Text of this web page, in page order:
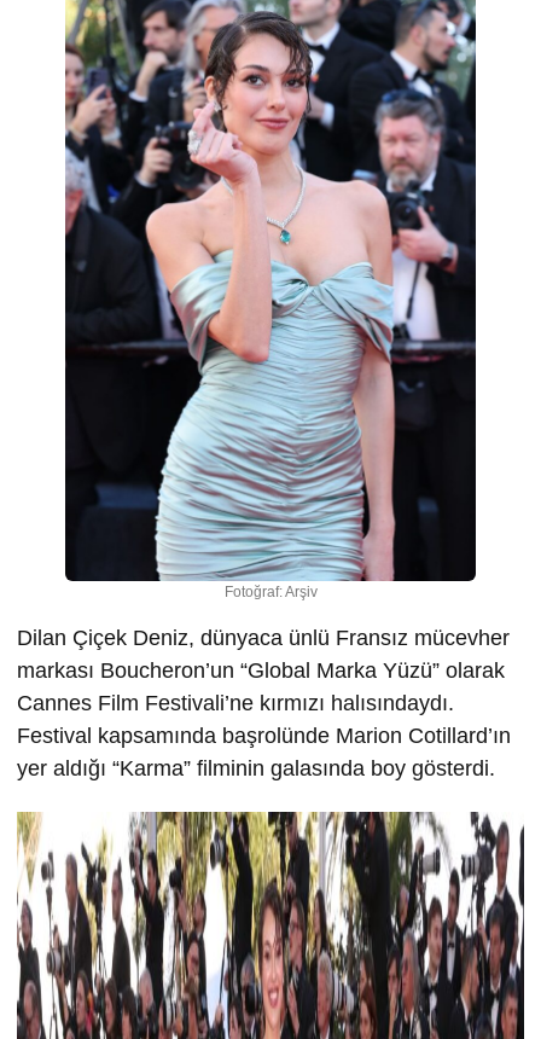
Fotoğraf: Arşiv
Dilan Çiçek Deniz, dünyaca ünlü Fransız mücevher
markası Boucheron’un “Global Marka Yüzü” olarak
Cannes Film Festivali’ne kırmızı halısındaydı.
Festival kapsamında başrolünde Marion Cotillard’ın
yer aldığı “Karma” filminin galasında boy gösterdi.